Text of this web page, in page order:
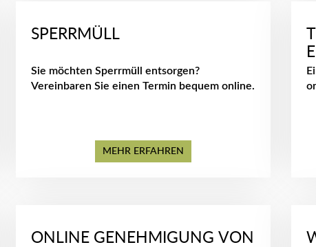
SPERRMÜLL
Sie möchten Sperrmüll entsorgen?
Vereinbaren Sie einen Termin bequem online.
MEHR ERFAHREN
ONLINE GENEHMIGUNG VON